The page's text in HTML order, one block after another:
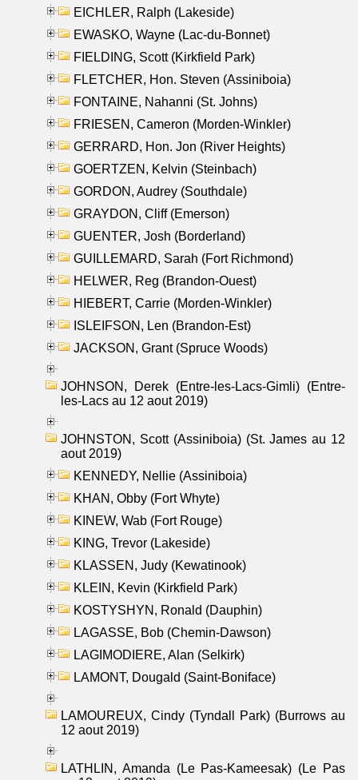
EICHLER, Ralph (Lakeside)
EWASKO, Wayne (Lac-du-Bonnet)
FIELDING, Scott (Kirkfield Park)
FLETCHER, Hon. Steven (Assiniboia)
FONTAINE, Nahanni (St. Johns)
FRIESEN, Cameron (Morden-Winkler)
GERRARD, Hon. Jon (River Heights)
GOERTZEN, Kelvin (Steinbach)
GORDON, Audrey (Southdale)
GRAYDON, Cliff (Emerson)
GUENTER, Josh (Borderland)
GUILLEMARD, Sarah (Fort Richmond)
HELWER, Reg (Brandon-Ouest)
HIEBERT, Carrie (Morden-Winkler)
ISLEIFSON, Len (Brandon-Est)
JACKSON, Grant (Spruce Woods)
JOHNSON, Derek (Entre-les-Lacs-Gimli) (Entre-
les-Lacs au 12 aout 2019)
JOHNSTON, Scott (Assiniboia) (St. James au 12
aout 2019)
KENNEDY, Nellie (Assiniboia)
KHAN, Obby (Fort Whyte)
KINEW, Wab (Fort Rouge)
KING, Trevor (Lakeside)
KLASSEN, Judy (Kewatinook)
KLEIN, Kevin (Kirkfield Park)
KOSTYSHYN, Ronald (Dauphin)
LAGASSE, Bob (Chemin-Dawson)
LAGIMODIERE, Alan (Selkirk)
LAMONT, Dougald (Saint-Boniface)
LAMOUREUX, Cindy (Tyndall Park) (Burrows au
12 aout 2019)
LATHLIN, Amanda (Le Pas-Kameesak) (Le Pas